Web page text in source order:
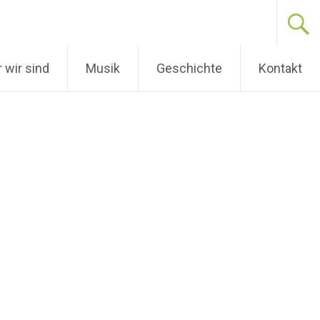
wir sind Musik Geschichte Kontakt